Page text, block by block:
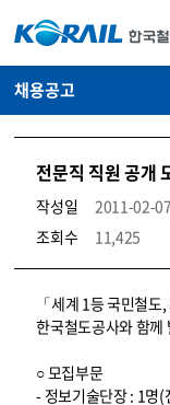
채용공고
전문직 직원 공개
작성일
2011-02-07
조회수
11,425
코레일소개_경영공시_채용공고 상세보기 – 내용, 파일, 담당자 연락처로 구성
「세계 1등 국민철도
한국철도공사와 함께
○ 모집부문
- 정보기술단장 : 1명